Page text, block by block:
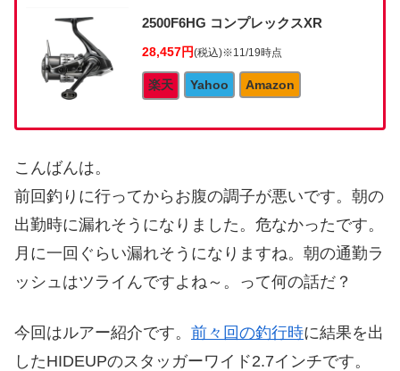
2500F6HG コンプレックスXR
28,457円(税込)※11/19時点
楽天 Yahoo Amazon
こんばんは。
前回釣りに行ってからお腹の調子が悪いです。朝の
出勤時に漏れそうになりました。危なかったです。
月に一回ぐらい漏れそうになりますね。朝の通勤ラ
ッシュはツライんですよね～。って何の話だ？
今回はルアー紹介です。 前々回の釣行時に結果を出
したHIDEUPのスタッガーワイド2.7インチです。